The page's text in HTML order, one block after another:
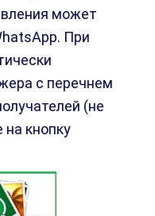
может
При
с перечнем
(не
на кнопку